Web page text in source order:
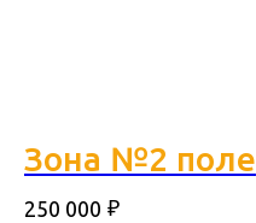
Зона №2 поле
250 000 ₽